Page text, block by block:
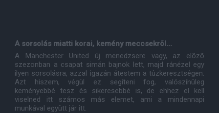
A sorsolás miatti korai, kemény meccsekrõl...
A Manchester United új menedzsere vagy, az elõzõ
szezonban a csapat simán bajnok lett, majd ránézel egy
ilyen sorsolásra, azzal igazán átestem a tûzkeresztségen.
Azt hiszem, végül ez segíteni fog, valószínûleg
keményebbé tesz és sikeresebbé is, de ehhez el kell
viselned itt számos más elemet, ami a mindennapi
munkával együtt jár itt.